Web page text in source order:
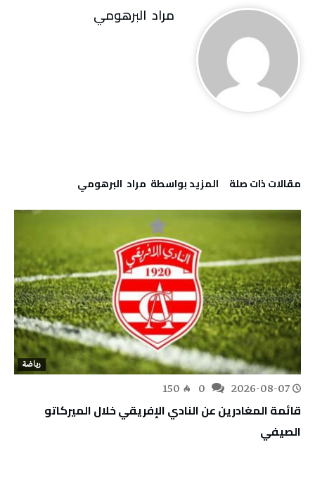
مراد‭ ‬ البرهومي
‫مقالات ذات صلة‬ ‫‫المزيد بواسطة‬ ‬ مراد‭ ‬ البرهومي
رياضة
2026-08-07
150
قائمة المغادرين عن النادي الإفريقي خلال الميركاتو
الصيفي